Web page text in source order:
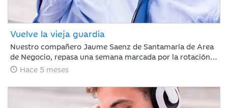
Vuelve la vieja guardia
Nuestro compañero Jaume Saenz de Santamaría de Area
de Negocio, repasa una semana marcada por la rotación
sectorial. Los inversores se han centrado en vender “todo
el foco en el software, y en comprar energía,
infraestructura o compañías industriales.
Hace 5 meses